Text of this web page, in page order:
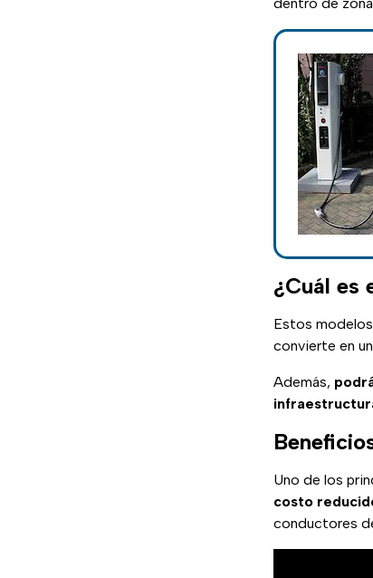
dentro de
¿Cuál es
Estos
convierte en
Además,
Uno de los
costo
conductores